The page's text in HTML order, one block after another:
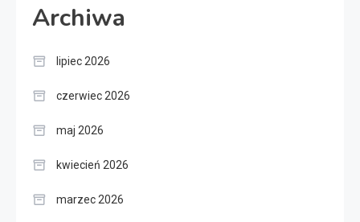
Archiwa
lipiec 2026
czerwiec 2026
maj 2026
kwiecień 2026
marzec 2026